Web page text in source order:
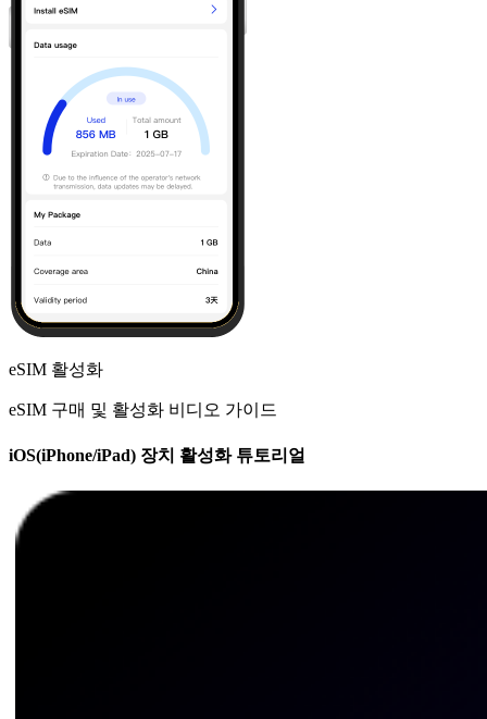
eSIM 활성화
eSIM 구매 및 활성화 비디오 가이드
iOS(iPhone/iPad) 장치 활성화 튜토리얼